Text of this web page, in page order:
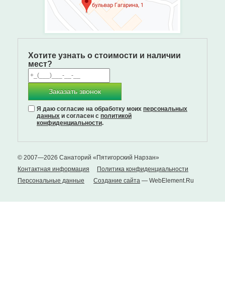
Хотите узнать о стоимости и наличии
мест?
Заказать звонок
Я даю согласие на обработку моих персональных
данных и согласен с политикой
конфиденциальности.
© 2007—2026 Санаторий «Пятигорский Нарзан»
Контактная информация
Политика конфиденциальности
Персональные данные
Создание сайта — WebElement.Ru